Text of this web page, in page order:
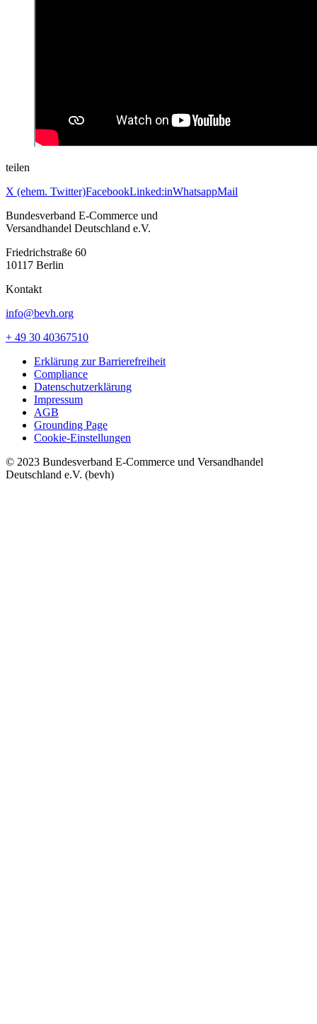
teilen
X (ehem. Twitter)FacebookLinked:inWhatsappMail
Bundesverband E-Commerce und
Versandhandel Deutschland e.V.
Friedrichstraße 60
10117 Berlin
Kontakt
info@bevh.org
+ 49 30 40367510
Erklärung zur Barrierefreiheit
Compliance
Datenschutzerklärung
Impressum
AGB
Grounding Page
Cookie-Einstellungen
© 2023 Bundesverband E-Commerce und Versandhandel
Deutschland e.V. (bevh)